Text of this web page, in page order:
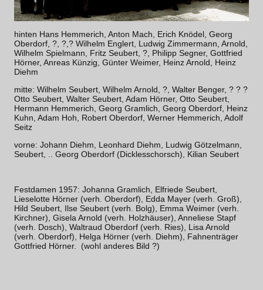
hinten Hans Hemmerich, Anton Mach, Erich Knödel, Georg
Oberdorf, ?, ?,? Wilhelm Englert, Ludwig Zimmermann, Arnold,
Wilhelm Spielmann, Fritz Seubert, ?, Philipp Segner, Gottfried
Hörner, Anreas Künzig, Günter Weimer, Heinz Arnold, Heinz
Diehm
mitte: Wilhelm Seubert, Wilhelm Arnold, ?, Walter Benger, ? ? ?
Otto Seubert, Walter Seubert, Adam Hörner, Otto Seubert,
Hermann Hemmerich, Georg Gramlich, Georg Oberdorf, Heinz
Kuhn, Adam Hoh, Robert Oberdorf, Werner Hemmerich, Adolf
Seitz
vorne: Johann Diehm, Leonhard Diehm, Ludwig Götzelmann,
Seubert, .. Georg Oberdorf (Dicklesschorsch), Kilian Seubert
Festdamen 1957: Johanna Gramlich, Elfriede Seubert,
Lieselotte Hörner (verh. Oberdorf), Edda Mayer (verh. Groß),
Hild Seubert, Ilse Seubert (verh. Bolg), Emma Weimer (verh.
Kirchner), Gisela Arnold (verh. Holzhäuser), Anneliese Stapf
(verh. Dosch), Waltraud Oberdorf (verh. Ries), Lisa Arnold
(verh. Oberdorf), Helga Hörner (verh. Diehm), Fahnenträger
Gottfried Hörner. (wohl anderes Bild ?)